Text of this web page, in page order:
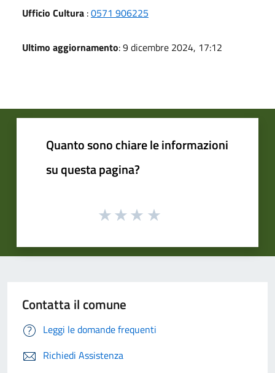
Ufficio Cultura :0571 906225
Ultimo aggiornamento: 9 dicembre 2024, 17:12
Quanto sono chiare le informazioni
su questa pagina?
Contatta il comune
Leggi le domande frequenti
Richiedi Assistenza